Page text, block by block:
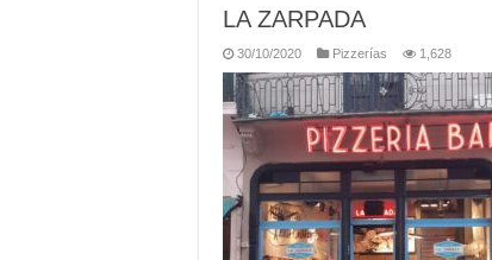
LA ZARPADA
30/10/2020 Pizzerías 1,628